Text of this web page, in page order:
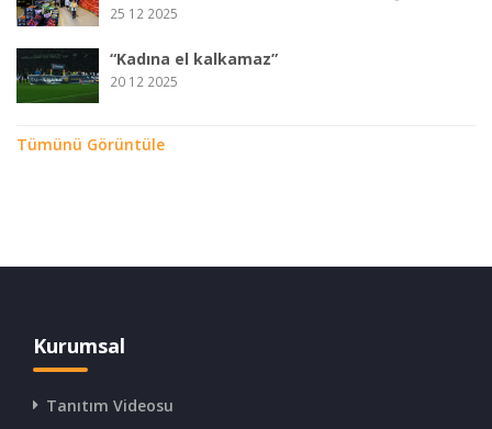
25 12 2025
“Kadına el kalkamaz”
20 12 2025
Tümünü Görüntüle
Kurumsal
Tanıtım Videosu